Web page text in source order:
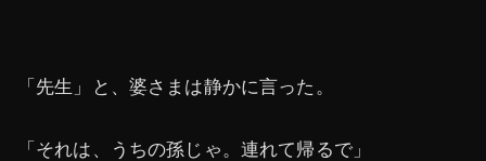
「先生」と、婆さまは静かに言った。
「それは、うちの孫じゃ。連れて帰るで」